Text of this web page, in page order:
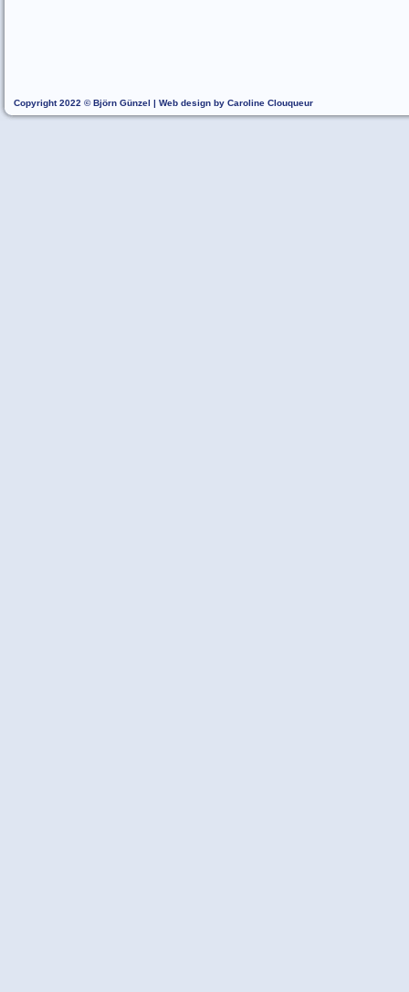
Copyright 2022 © Björn Günzel | Web design by Caroline Clouqueur